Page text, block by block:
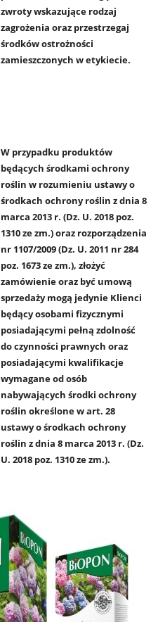
zwroty wskazujące rodzaj
zagrożenia oraz przestrzegaj
środków ostrożności
zamieszczonych w etykiecie.
W przypadku produktów
będących środkami ochrony
roślin w rozumieniu ustawy o
środkach ochrony roślin z dnia 8
marca 2013 r. (Dz. U. 2018 poz.
1310 ze zm.) oraz rozporządzenia
nr 1107/2009 (Dz. U. 2011 nr 284
poz. 1673 ze zm.), złożyć
zamówienie oraz być umową
sprzedaży mogą jedynie Klienci
będący osobami fizycznymi
posiadającymi pełną zdolność
do czynności prawnych oraz
posiadającymi kwalifikacje
wymagane od osób
nabywających środki ochrony
roślin określone w art. 28
ustawy o środkach ochrony
roślin z dnia 8 marca 2013 r. (Dz.
U. 2018 poz. 1310 ze zm.).